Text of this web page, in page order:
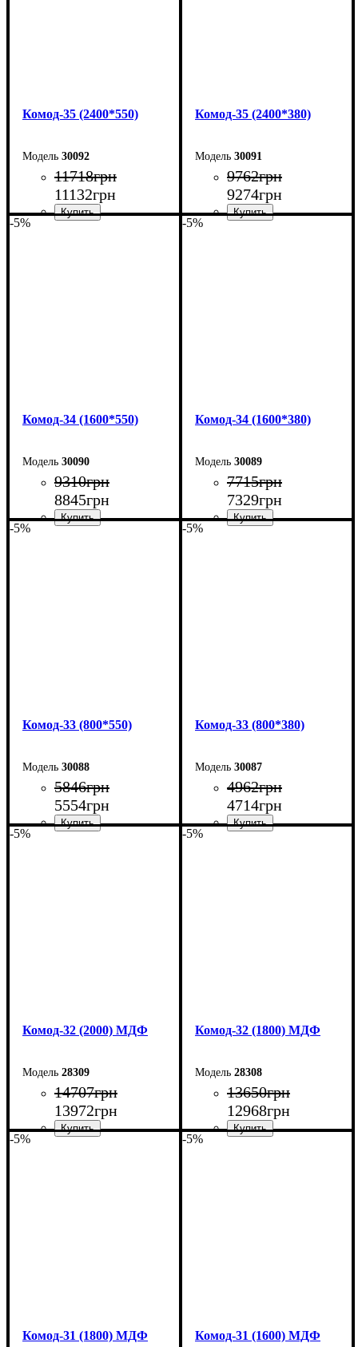
Комод-35 (2400*550)
30092
11718грн
11132грн
Комод-35 (2400*380)
30091
9762грн
9274грн
-5%
Комод-34 (1600*550)
30090
9310грн
8845грн
-5%
Комод-34 (1600*380)
30089
7715грн
7329грн
-5%
Комод-33 (800*550)
30088
5846грн
5554грн
-5%
Комод-33 (800*380)
30087
4962грн
4714грн
-5%
Комод-32 (2000) МДФ
28309
14707грн
13972грн
-5%
Комод-32 (1800) МДФ
28308
13650грн
12968грн
-5%
Комод-31 (1800) МДФ
-5%
Комод-31 (1600) МДФ